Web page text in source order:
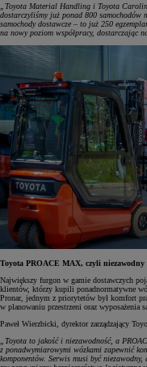
„Toyota Material Handling i Toyota
dostarczyliśmy już ponad 800 samochodów
samochody dostawcze – to już 250
na nowy poziom współpracy, dostarczając
Toyota PROACE MAX, czyli
Największy furgon w gamie dostawczych
klientów, którzy kupili ponadnormatywne
Pronar, jednym z priorytetów był komfort
w planowaniu przestrzeni oraz wyposażenia
Paweł Wierzbicki, dyrektor zarządzający
„Toyota to jakość i niezawodność, a
z ponadwymiarowymi wózkami zapewnić
komponentów. Serwis musi być